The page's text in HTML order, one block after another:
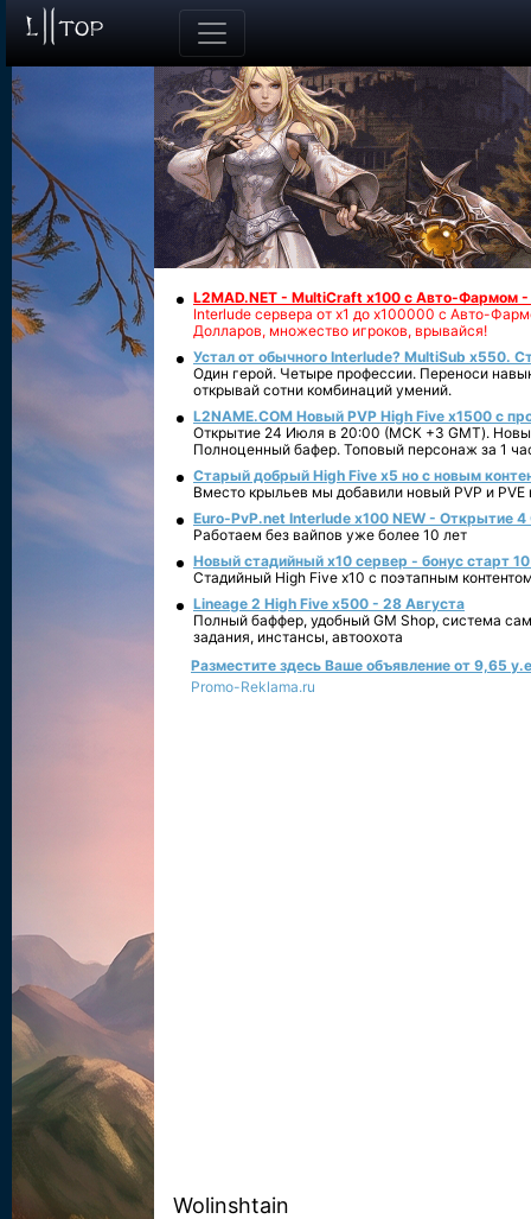
L2MAD.NET - MultiCraft x100 с Авто-Фармом
Interlude сервера от х1 до х100000 с Авто-
Долларов, множество игроков, врывайся!
Устал от обычного Interlude? MultiSub x550.
Один герой. Четыре профессии. Переноси
открывай сотни комбинаций умений.
L2NAME.COM Новый PVP High Five x1500 с
Открытие 24 Июля в 20:00 (МСК +3 GMT).
Полноценный бафер. Топовый персонаж за 1
Старый добрый High Five x5 но с новым
Вместо крыльев мы добавили новый PVP и PVE
Euro-PvP.net Interlude х100 NEW - Открытие 4
Работаем без вайпов уже более 10 лет
Новый стадийный х10 сервер - бонус старт
Стадийный High Five x10 с поэтапным
Lineage 2 High Five x500 - 28 Августа
Полный баффер, удобный GM Shop, система
задания, инстансы, автоохота
Разместите здесь Ваше объявление от 9,65
Promo-Reklama.ru
Wolinshtain